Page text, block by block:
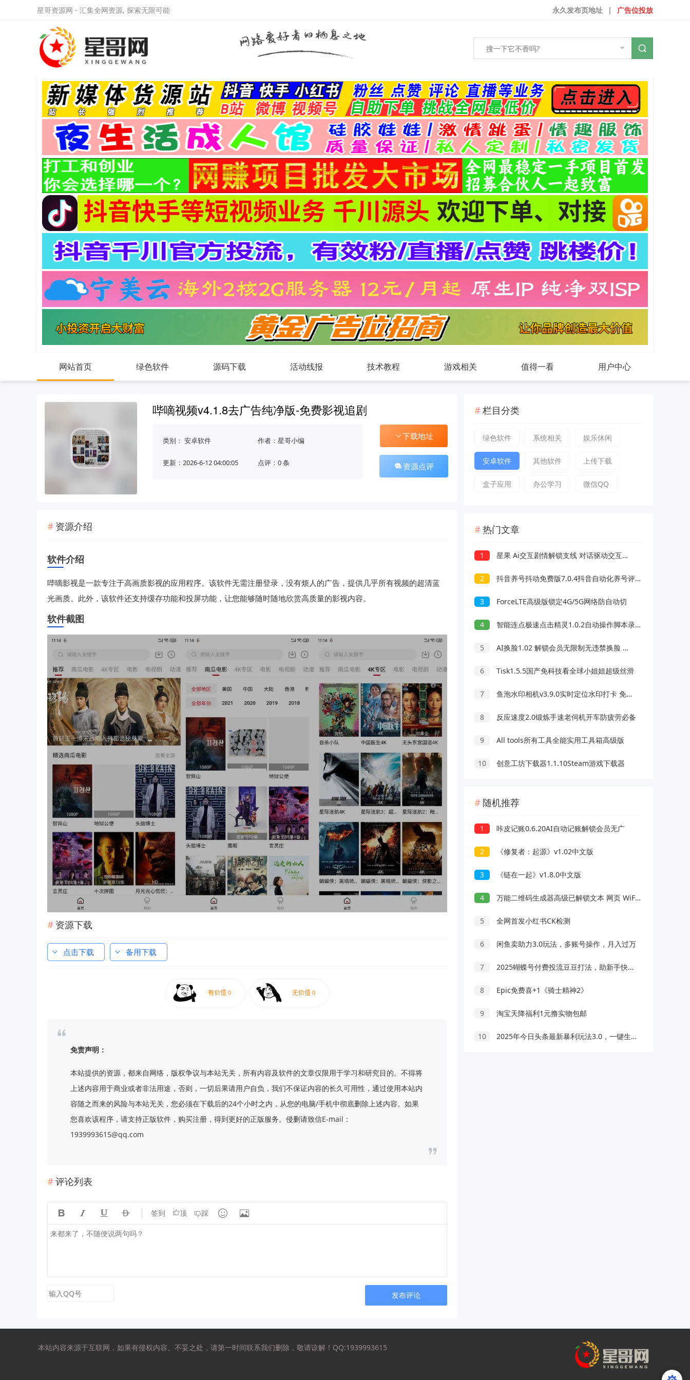
星哥资源网 - 汇集全网资源, 探索无限可能 广告位投放
|
永久发布页地址
网站首页 绿色软件 源码下载 活动线报 技术教程 游戏相关 值得一看 用户中心
哔嘀视频v4.1.8去广告纯净版-免费影视追剧
类别： 安卓软件 作者：星哥小编
更新：2026-6-12 04:00:05 点评：0 条
下载地址
资源点评
资源介绍
软件介绍
哔嘀影视是一款专注于高画质影视的应用程序。该软件无需注册登录，没有烦人的广告，提供几乎所有视频的超清蓝
光画质。此外，该软件还支持缓存功能和投屏功能，让您能够随时随地欣赏高质量的影视内容。
软件截图
资源下载
点击下载 备用下载
免责声明：
本站提供的资源，都来自网络，版权争议与本站无关，所有内容及软件的文章仅限用于学习和研究目的。不得将
上述内容用于商业或者非法用途，否则，一切后果请用户自负，我们不保证内容的长久可用性，通过使用本站内
容随之而来的风险与本站无关，您必须在下载后的24个小时之内，从您的电脑/手机中彻底删除上述内容。如果
您喜欢该程序，请支持正版软件，购买注册，得到更好的正版服务。侵删请致信E-mail：
1939993615@qq.com
评论列表
    签到 顶 踩  
发布评论
栏目分类
绿色软件 系统相关 娱乐休闲
安卓软件 其他软件 上传下载
盒子应用 办公学习 微信QQ
热门文章
1 星果 Ai交互剧情解锁支线 对话驱动交互故事剧情
2 抖音养号抖动免费版7.0.4抖音自动化养号评论脚本
3 ForceLTE高级版锁定4G/5G网络防自动切
4 智能连点极速点击精灵1.0.2自动操作脚本录制解放双手
5 AI换脸1.02 解锁会员无限制无违禁换脸 支持照片/视频
6 Tisk1.5.5国产免科技看全球小姐姐超级丝滑
7 鱼泡水印相机v3.9.0实时定位水印打卡 免费无广告
8 反应速度2.0锻炼手速老伺机开车防疲劳必备
9 All tools所有工具全能实用工具箱高级版
10 创意工坊下载器1.1.10Steam游戏下载器
随机推荐
1 咔皮记账0.6.20AI自动记账解锁会员无广
2 《修复者：起源》v1.02中文版
3 《链在一起》v1.8.0中文版
4 万能二维码生成器高级已解锁文本 网页 WiFi 等等都行
5 全网首发小红书CK检测
6 闲鱼卖助力3.0玩法，多账号操作，月入过万
7 2025蝴蝶号付费投流豆豆打法，助新手快速掌握付费流量撬动自然流的核心玩法
8 Epic免费喜+1《骑士精神2》
9 淘宝天降福利1元撸实物包邮
10 2025年今日头条最新暴利玩法3.0，一键生成爆款，轻松实现矩阵日入3000+
本站内容来源于互联网，如果有侵权内容、不妥之处，请第一时间联系我们删除，敬请谅解！QQ:1939993615